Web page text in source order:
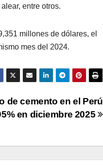
entre otros.
millones de dólares, el
mes del 2024.
de cemento en el Perú
en diciembre 2025